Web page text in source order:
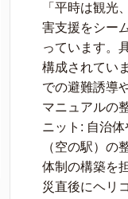
「平時は観光
害支援をシー
っています。
構成されてい
での避難誘導
マニュアルの
ニット: 自治
（空の駅）の
体制の構築を
災直後にヘリ